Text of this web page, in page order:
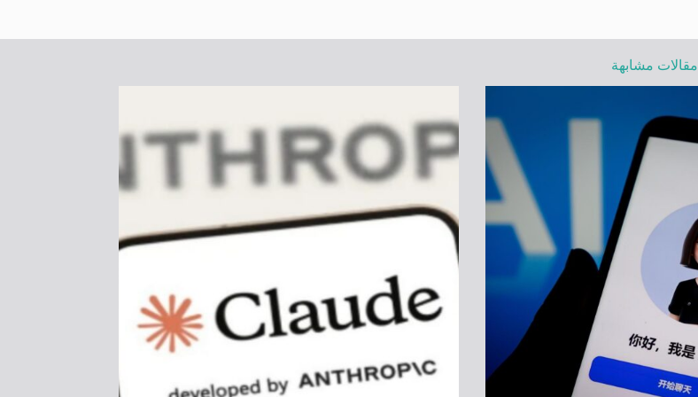
مقالات مشابهة